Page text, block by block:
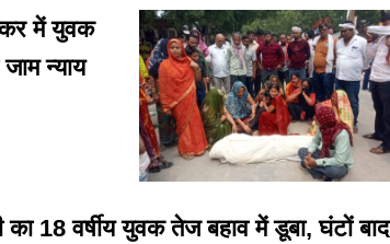
में युवक
न्याय
18 वर्षीय युवक तेज बहाव में डूबा, घंटों बाद